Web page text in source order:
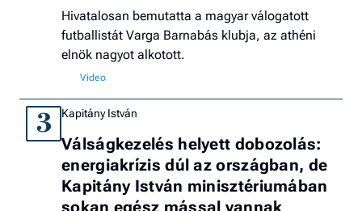
Hivatalosan bemutatta a magyar válogatott
futballistát Varga Barnabás klubja, az athéni
elnök nagyot alkotott.
3 Kapitány István
Válságkezelés helyett dobozolás:
energiakrízis dúl az országban, de
Kapitány István minisztériumában
sokan egész mással vannak